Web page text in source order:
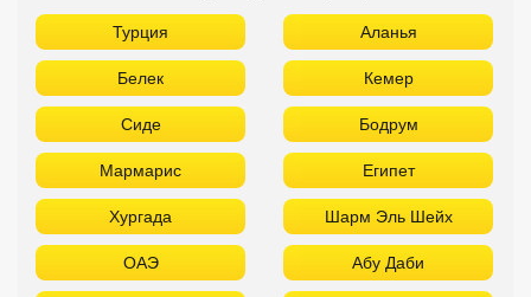
Турция Аланья
Белек Кемер
Сиде Бодрум
Мармарис Египет
Хургада Шарм Эль Шейх
ОАЭ Абу Даби